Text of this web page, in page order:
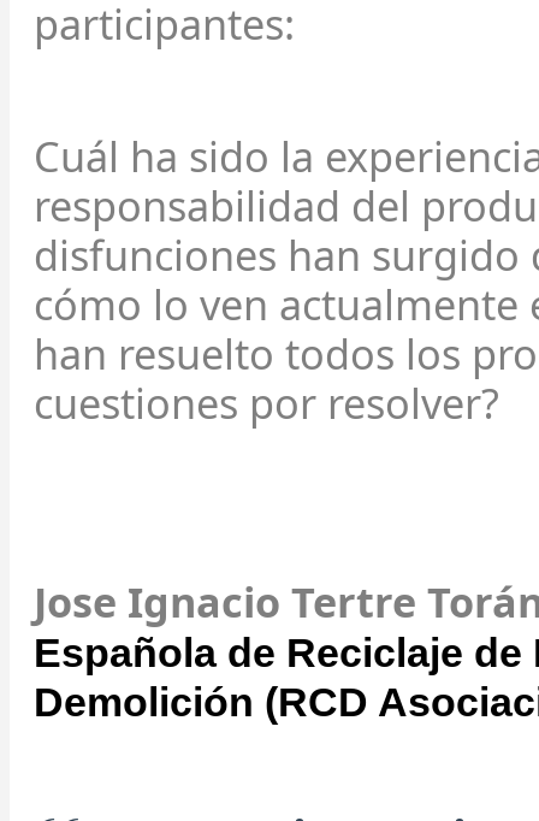
participantes:
Cuál ha sido la
responsabilidad del
disfunciones han surgido
cómo lo ven actualmente
han resuelto todos los
cuestiones por resolver?
Jose Ignacio Tertre
Española de Reciclaje
Demolición (RCD